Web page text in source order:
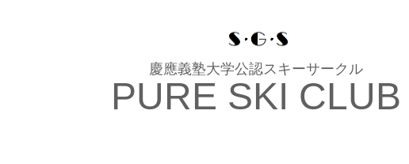
慶應義塾大学公認スキーサークル
PURE SKI CLUB